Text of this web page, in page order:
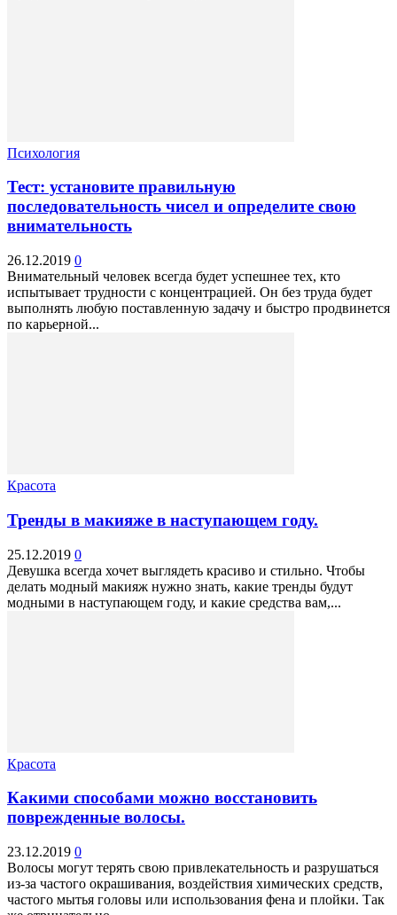
Психология
Тест: установите правильную
последовательность чисел и определите свою
внимательность
26.12.2019 0
Внимательный человек всегда будет успешнее тех, кто
испытывает трудности с концентрацией. Он без труда будет
выполнять любую поставленную задачу и быстро продвинется
по карьерной...
Красота
Тренды в макияже в наступающем году.
25.12.2019 0
Девушка всегда хочет выглядеть красиво и стильно. Чтобы
делать модный макияж нужно знать, какие тренды будут
модными в наступающем году, и какие средства вам,...
Красота
Какими способами можно восстановить
поврежденные волосы.
23.12.2019 0
Волосы могут терять свою привлекательность и разрушаться
из-за частого окрашивания, воздействия химических средств,
частого мытья головы или использования фена и плойки. Так